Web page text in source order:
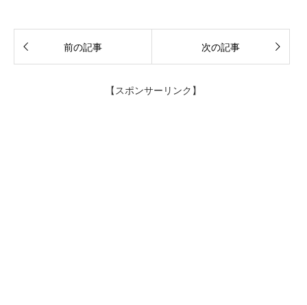
前の記事 次の記事
【スポンサーリンク】